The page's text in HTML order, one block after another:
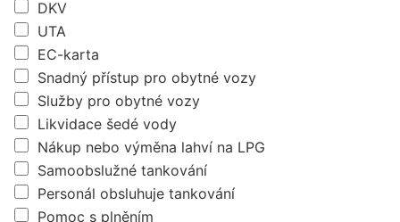
DKV
UTA
EC-karta
Snadný přístup pro obytné vozy
Služby pro obytné vozy
Likvidace šedé vody
Nákup nebo výměna lahví na LPG
Samoobslužné tankování
Personál obsluhuje tankování
Pomoc s plněním